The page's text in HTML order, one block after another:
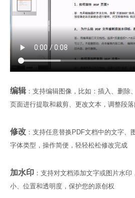
编辑：支持编辑图像，比如：插入、删除
页面进行提取和裁剪、更改文本，调整段
修改 ：支持任意替换PDF文档中的文字、
字体类型，操作简便，轻轻松松修改完成
加水印 ：支持对文档添加文字或图片水
小、位置和透明度，保护您的原创权